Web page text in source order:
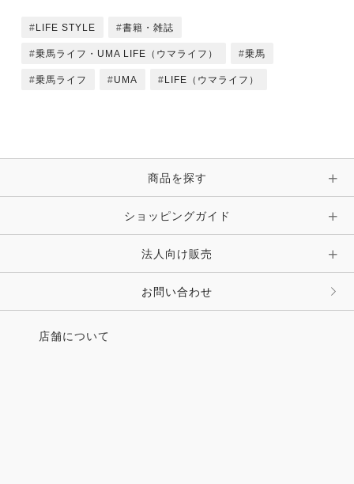
LIFE STYLE 書籍・雑誌
乗馬ライフ・UMA LIFE（ウマライフ） 乗馬
乗馬ライフ UMA LIFE（ウマライフ）
商品を探す
ショッピングガイド
法人向け販売
お問い合わせ
店舗について